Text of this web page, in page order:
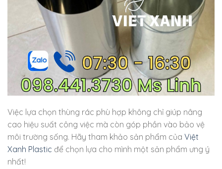
Việc lựa chọn thùng rác phù hợp không chỉ giúp nâng
cao hiệu suất công việc mà còn góp phần vào bảo vệ
môi trường sống. Hãy tham khảo sản phẩm của Việt
Xanh Plastic để chọn lựa cho mình một sản phẩm ưng ý
nhất!